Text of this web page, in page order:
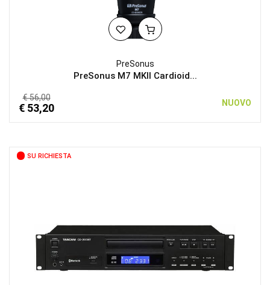
PreSonus
PreSonus M7 MKII Cardioid...
€ 56,00
€ 53,20 NUOVO
SU RICHIESTA